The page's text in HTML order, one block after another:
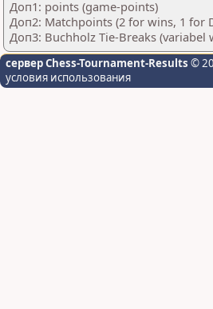
Доп1: points (game-points)
Доп2: Matchpoints (2 for wins, 1 for
Доп3: Buchholz Tie-Breaks (variabel
сервер Chess-Tournament-Results ©
условия использования